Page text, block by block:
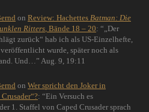
on Review: Hachettes Batman: Die
Ritters , Bände 18 – 20: “ „Der
zurück“ hab ich als US-Einzelhefte,
wurde, später noch als
Und… ” Aug. 9, 19:11
on Wer spricht den Joker in
Crusader“?: “Ein Versuch es
1. Staffel von Caped Crusader sprach